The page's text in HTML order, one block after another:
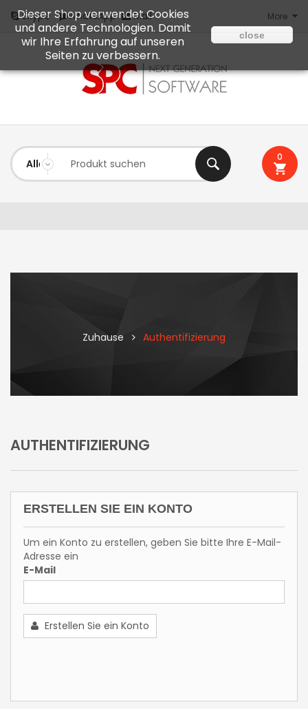
Skype WhatsApp Mail More
0
Zuhause Authentifizierung
AUTHENTIFIZIERUNG
ERSTELLEN SIE EIN KONTO
Um ein Konto zu erstellen, geben Sie bitte Ihre E-Mail-
Adresse ein
E-Mail
Erstellen Sie ein Konto
Dieser Shop verwendet Cookies
und andere Technologien. Damit
wir Ihre Erfahrung auf unseren
Seiten zu verbessern.
close